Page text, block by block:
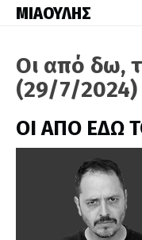
ΜΙΑΟΥΛΗΣ
Οι από δω,
(29/7/2024)
ΟΙ ΑΠΟ ΕΔΩ